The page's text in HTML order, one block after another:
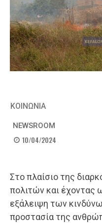
ΚΟΙΝΩΝΙΑ
NEWSROOM
10/04/2024
Στο πλαίσιο της
πολιτών και έχοντας
εξάλειψη των
προστασία της